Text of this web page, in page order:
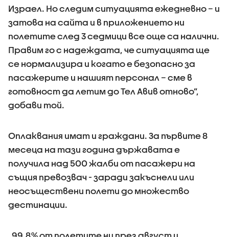
Израел. Но следим ситуацията ежедневно – и
затова на сайта и в приложението ни
полетите след 3 седмици все още са налични.
Правим го с надеждата, че ситуацията ще
се нормализира и когато е безопасно за
пасажерите и нашият персонал – сме в
готовност да летим до Тел Авив отново”,
добави той.
Оплаквания имат и граждани. За първите 8
месеца на тази година държавата е
получила над 500 жалби от пасажери на
същия превозвач - заради закъснели или
неосъществени полети до множество
дестинации.